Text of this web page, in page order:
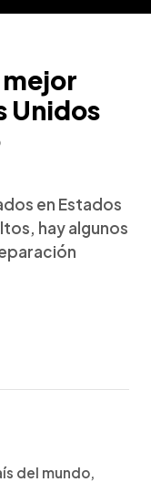
Unidos
en Estados
hay algunos
del mundo,